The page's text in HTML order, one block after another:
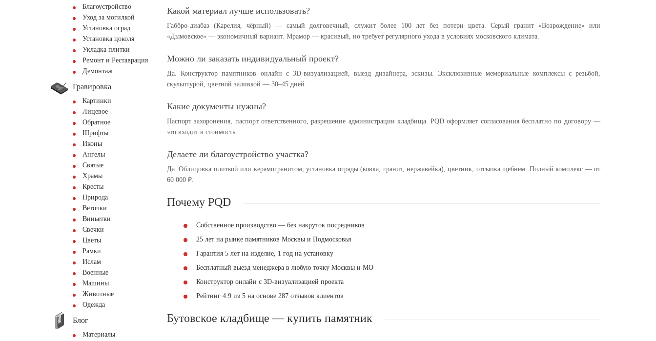
Благоустройство
Уход за могилкой
Установка оград
Установка цоколя
Укладка плитки
Ремонт и Реставрация
Демонтаж
Гравировка
Картинки
Лицевое
Обратное
Шрифты
Иконы
Ангелы
Святые
Храмы
Кресты
Природа
Веточки
Виньетки
Свечки
Цветы
Рамки
Ислам
Военные
Машины
Животные
Одежда
Блог
Материалы
Какой материал лучше использовать?
Габбро-диабаз (Карелия, чёрный) — самый долговечный, служит более 100 лет без потери цвета. Серый гранит «Возрождение» или
«Дымовское» — экономичный вариант. Мрамор — красивый, но требует регулярного ухода в условиях московского климата.
Можно ли заказать индивидуальный проект?
Да. Конструктор памятников онлайн с 3D-визуализацией, выезд дизайнера, эскизы. Эксклюзивные мемориальные комплексы с резьбой,
скульптурой, цветной заливкой — 30–45 дней.
Какие документы нужны?
Паспорт захоронения, паспорт ответственного, разрешение администрации кладбища. PQD оформляет согласования бесплатно по договору —
это входит в стоимость.
Делаете ли благоустройство участка?
Да. Облицовка плиткой или керамогранитом, установка ограды (ковка, гранит, нержавейка), цветник, отсыпка щебнем. Полный комплекс — от
60 000 ₽.
Почему PQD
Собственное производство — без накруток посредников
25 лет на рынке памятников Москвы и Подмосковья
Гарантия 5 лет на изделие, 1 год на установку
Бесплатный выезд менеджера в любую точку Москвы и МО
Конструктор онлайн с 3D-визуализацией проекта
Рейтинг 4.9 из 5 на основе 287 отзывов клиентов
Бутовское кладбище — купить памятник